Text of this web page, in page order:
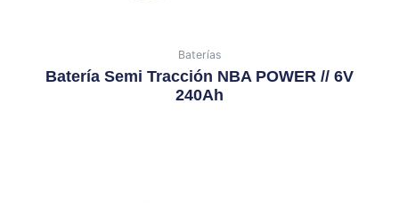
Baterías
Batería Semi Tracción NBA POWER // 6V
240Ah